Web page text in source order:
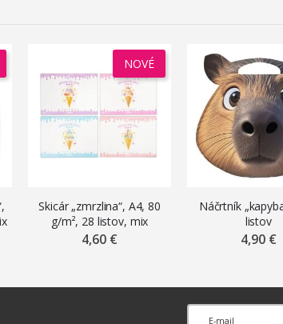
NOVÉ
Skicár „zmrzlina“, A4, 80
g/m², 28 listov, mix
motívov
4,60 €
Náčrtník
listov
4,90 €